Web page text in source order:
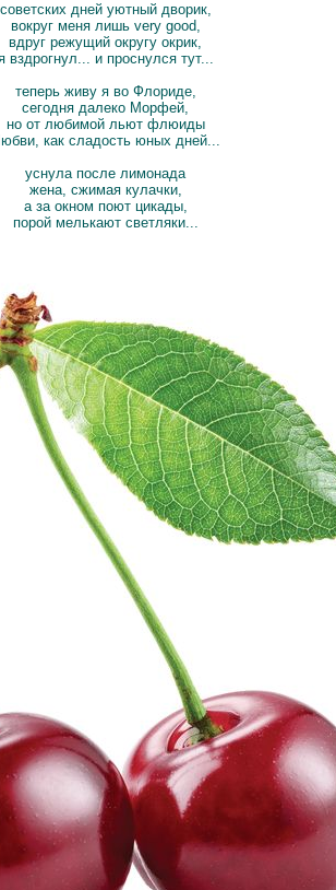
советских дней уютный дворик,
вокруг меня лишь very good,
вдруг режущий округу окрик,
вздрогнул... и проснулся тут...
теперь живу я во Флориде,
сегодня далеко Морфей,
но от любимой льют флюиды
как сладость юных дней...
уснула после лимонада
жена, сжимая кулачки,
а за окном поют цикады,
порой мелькают светляки...